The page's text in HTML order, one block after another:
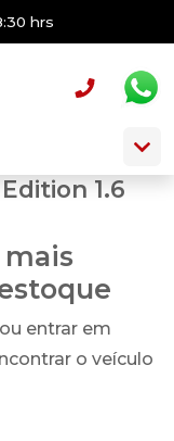
hrs
1.6
mais
entrar em
o veículo